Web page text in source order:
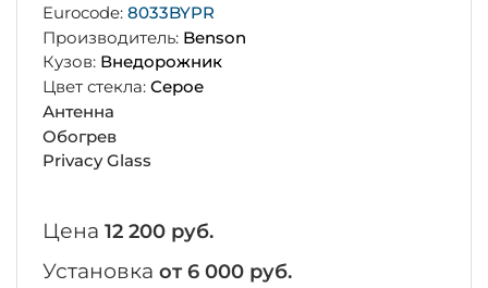
Eurocode: 8033BYPR
Производитель: Benson
Кузов: Внедорожник
Цвет стекла: Серое
Антенна
Обогрев
Privacy Glass
Цена 12 200 руб.
Установка от 6 000 руб.